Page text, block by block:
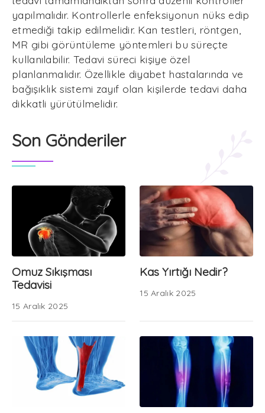
yapılmalıdır. Kontrollerle enfeksiyonun nüks edip
etmediği takip edilmelidir. Kan testleri, röntgen,
MR gibi görüntüleme yöntemleri bu süreçte
kullanılabilir. Tedavi süreci kişiye özel
planlanmalıdır. Özellikle diyabet hastalarında ve
bağışıklık sistemi zayıf olan kişilerde tedavi daha
dikkatli yürütülmelidir.
Son Gönderiler
Omuz Sıkışması
Tedavisi
15 Aralık 2025
Kas Yırtığı Nedir?
15 Aralık 2025